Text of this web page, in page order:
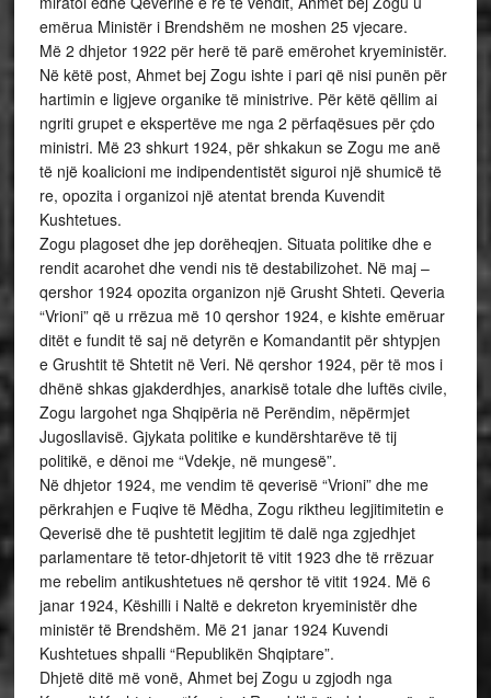
emërua Ministër i Brendshëm ne moshen 25 vjecare.
Më 2 dhjetor 1922 për herë të parë emërohet kryeministër.
Në këtë post, Ahmet bej Zogu ishte i pari që nisi punën për
hartimin e ligjeve organike të ministrive. Për këtë qëllim ai
ngriti grupet e ekspertëve me nga 2 përfaqësues për çdo
ministri. Më 23 shkurt 1924, për shkakun se Zogu me anë
të një koalicioni me indipendentistët siguroi një shumicë të
re, opozita i organizoi një atentat brenda Kuvendit
Kushtetues.
Zogu plagoset dhe jep dorëheqjen. Situata politike dhe e
rendit acarohet dhe vendi nis të destabilizohet. Në maj –
qershor 1924 opozita organizon një Grusht Shteti. Qeveria
“Vrioni” që u rrëzua më 10 qershor 1924, e kishte emëruar
ditët e fundit të saj në detyrën e Komandantit për shtypjen
e Grushtit të Shtetit në Veri. Në qershor 1924, për të mos i
dhënë shkas gjakderdhjes, anarkisë totale dhe luftës civile,
Zogu largohet nga Shqipëria në Perëndim, nëpërmjet
Jugosllavisë. Gjykata politike e kundërshtarëve të tij
politikë, e dënoi me “Vdekje, në mungesë”.
Në dhjetor 1924, me vendim të qeverisë “Vrioni” dhe me
përkrahjen e Fuqive të Mëdha, Zogu riktheu legjitimitetin e
Qeverisë dhe të pushtetit legjitim të dalë nga zgjedhjet
parlamentare të tetor-dhjetorit të vitit 1923 dhe të rrëzuar
me rebelim antikushtetues në qershor të vitit 1924. Më 6
janar 1924, Këshilli i Naltë e dekreton kryeministër dhe
ministër të Brendshëm. Më 21 janar 1924 Kuvendi
Kushtetues shpalli “Republikën Shqiptare”.
Dhjetë ditë më vonë, Ahmet bej Zogu u zgjodh nga